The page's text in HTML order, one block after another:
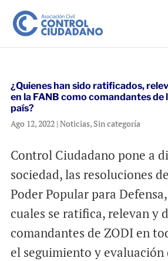
¿Quienes han sido ratificados,
en la FANB como comandantes de
país?
Ago 12, 2022| Noticias, Sin categoría
Control Ciudadano pone a
sociedad, las resoluciones
Poder Popular para
cuales se ratifica, relevan y
comandantes de ZODI en
el seguimiento y evaluación